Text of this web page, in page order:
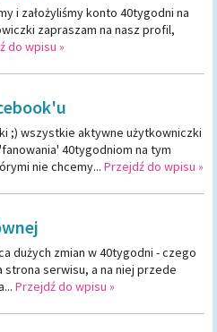
i założyliśmy konto 40tygodni na
zapraszam na nasz profil,
do wpisu »
;) wszystkie aktywne użytkowniczki
40tygodniom na tym
nie chcemy... Przejdź do wpisu »
dużych zmian w 40tygodni - czego
strona serwisu, a na niej przede
Przejdź do wpisu »